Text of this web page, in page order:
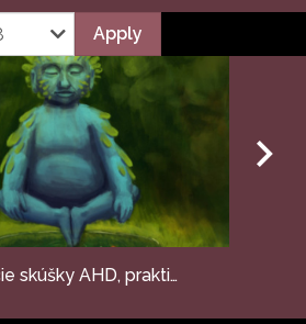
Apply
2025 Prijímacie skúšky AHD, praktické práce, 2. kolo